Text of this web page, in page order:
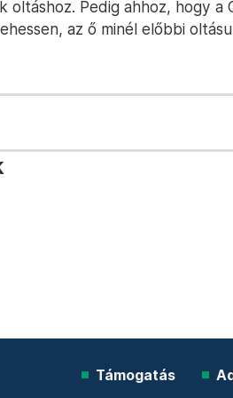
oltáshoz. Pedig ahhoz, hogy a
az ő minél előbbi
Támogatás